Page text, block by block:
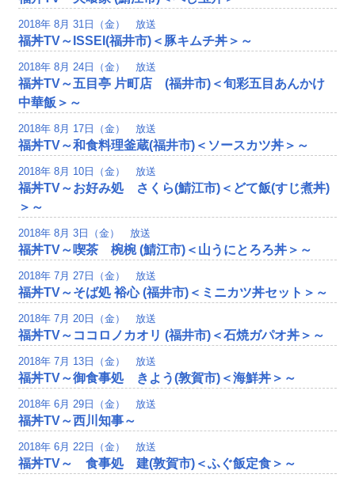
2018年 8月 31日（金） 放送
福丼TV～ISSEI(福井市)＜豚キムチ丼＞～
2018年 8月 24日（金） 放送
福丼TV～五目亭 片町店 (福井市)＜旬彩五目あんかけ
中華飯＞～
2018年 8月 17日（金） 放送
福丼TV～和食料理釜蔵(福井市)＜ソースカツ丼＞～
2018年 8月 10日（金） 放送
福丼TV～お好み処 さくら(鯖江市)＜どて飯(すじ煮丼)
＞～
2018年 8月 3日（金） 放送
福丼TV～喫茶 椀椀 (鯖江市)＜山うにとろろ丼＞～
2018年 7月 27日（金） 放送
福丼TV～そば処 裕心 (福井市)＜ミニカツ丼セット＞～
2018年 7月 20日（金） 放送
福丼TV～ココロノカオリ (福井市)＜石焼ガパオ丼＞～
2018年 7月 13日（金） 放送
福丼TV～御食事処 きよう(敦賀市)＜海鮮丼＞～
2018年 6月 29日（金） 放送
福丼TV～西川知事～
2018年 6月 22日（金） 放送
福丼TV～ 食事処 建(敦賀市)＜ふぐ飯定食＞～